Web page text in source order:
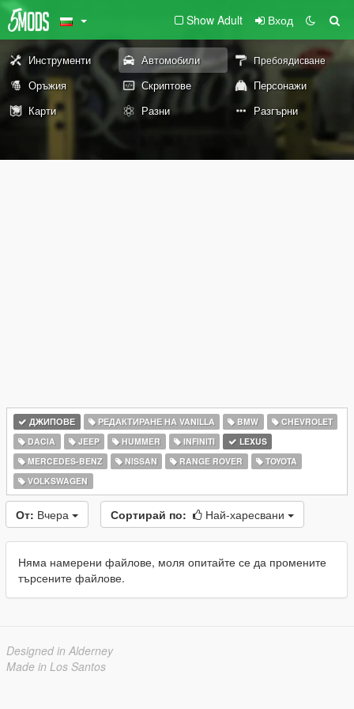
Show Adult Вход
Инструменти Автомобили Пребоядисване
Оръжия Скриптове
Персонажи
Карти
Разни Разгърни
ДЖИПОВЕ РЕДАКТИРАНЕ НА VANILLA BMW
CHEVROLET
DACIA
JEEP HUMMER INFINITI
LEXUS
MERCEDES-BENZ
NISSAN RANGE ROVER
TOYOTA
VOLKSWAGEN
От: Вчера Сортирай по: Най-харесвани
Няма намерени файлове, моля опитайте се да промените
търсените файлове.
Designed in Alderney
Made in Los Santos